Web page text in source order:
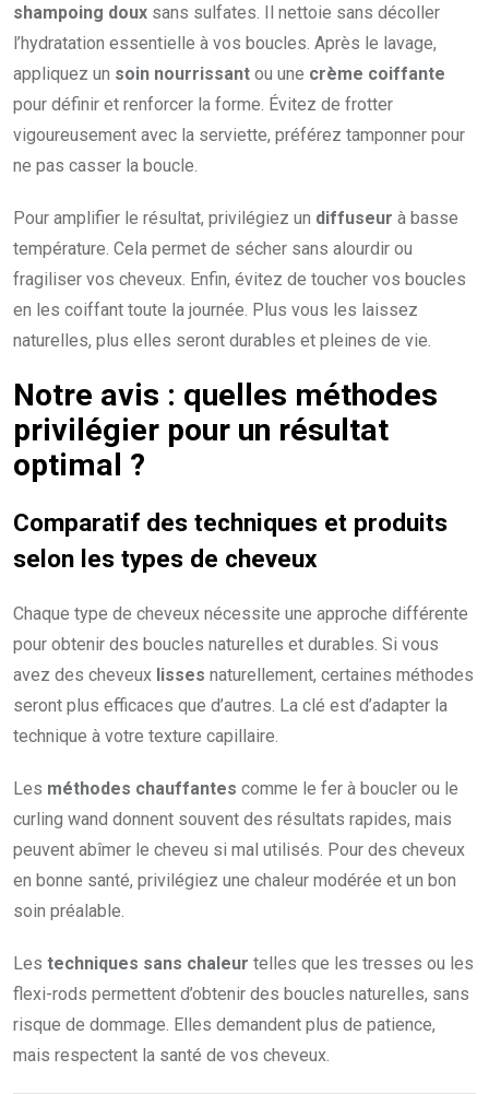
shampoing doux sans sulfates. Il nettoie sans décoller
l’hydratation essentielle à vos boucles. Après le lavage,
appliquez un soin nourrissant ou une crème coiffante
pour définir et renforcer la forme. Évitez de frotter
vigoureusement avec la serviette, préférez tamponner pour
ne pas casser la boucle.
Pour amplifier le résultat, privilégiez un diffuseur à basse
température. Cela permet de sécher sans alourdir ou
fragiliser vos cheveux. Enfin, évitez de toucher vos boucles
en les coiffant toute la journée. Plus vous les laissez
naturelles, plus elles seront durables et pleines de vie.
Notre avis : quelles méthodes
privilégier pour un résultat
optimal ?
Comparatif des techniques et produits
selon les types de cheveux
Chaque type de cheveux nécessite une approche différente
pour obtenir des boucles naturelles et durables. Si vous
avez des cheveux lisses naturellement, certaines méthodes
seront plus efficaces que d’autres. La clé est d’adapter la
technique à votre texture capillaire.
Les méthodes chauffantes comme le fer à boucler ou le
curling wand donnent souvent des résultats rapides, mais
peuvent abîmer le cheveu si mal utilisés. Pour des cheveux
en bonne santé, privilégiez une chaleur modérée et un bon
soin préalable.
Les techniques sans chaleur telles que les tresses ou les
flexi-rods permettent d’obtenir des boucles naturelles, sans
risque de dommage. Elles demandent plus de patience,
mais respectent la santé de vos cheveux.